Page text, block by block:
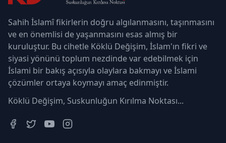
Sahih İslamî fikirlerin doğru algılanmasını, taşınmasını
ve en önemlisi de yaşanmasını esas almış bir
kuruluştur. Bu cihetle Köklü Değişim, İslam'ın fikri ve
siyasi yönünü toplum nezdinde var edebilmek için
İslami bir bakış açısıyla olaylara bakmayı ve İslami
çözümler ortaya koymayı amaç edinmiştir.
Köklü Değişim, Suskunluğun Kırılma Noktası...